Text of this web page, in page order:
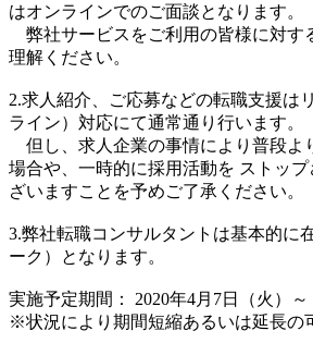
はオンラインでのご面談となります。
弊社サービスをご利用の皆様に対す
理解ください。
2.求人紹介、ご応募などの転職支援は
ライン）対応にて通常通り行います。
但し、求人企業の事情により普段よ
場合や、一時的に採用活動を ストッ
ざいますことを予めご了承ください。
3.弊社転職コンサルタントは基本的に
ーク）となります。
実施予定期間： 2020年4月7日（火）～
※状況により期間短縮あるいは延長の